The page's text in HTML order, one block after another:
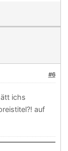
#6
ichs
auf